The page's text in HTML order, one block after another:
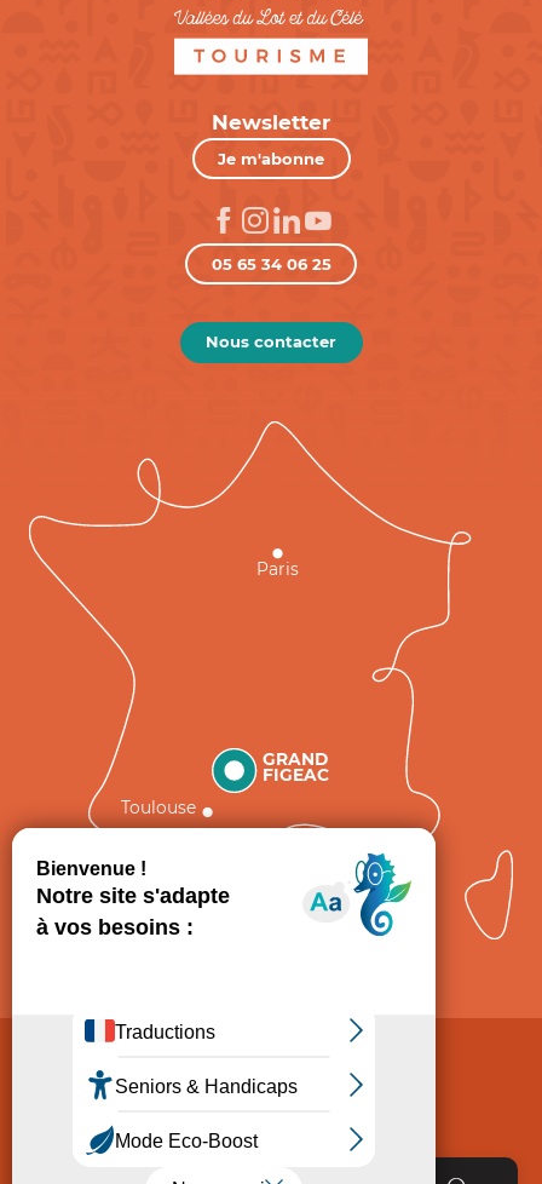
Newsletter
Je m'abonne
05 65 34 06 25
Nous contacter
GRAND
FIGEAC
Toulouse
Paris
Politique de Protection des données
Accessibilité : non conforme